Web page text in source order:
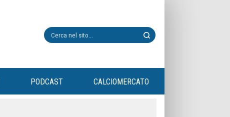
PODCAST CALCIOMERCATO